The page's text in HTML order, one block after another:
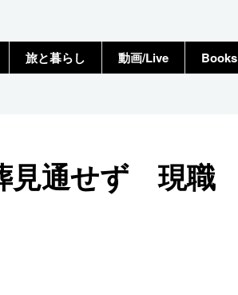
旅と暮らし 動画/Live Books
見通せず 現職